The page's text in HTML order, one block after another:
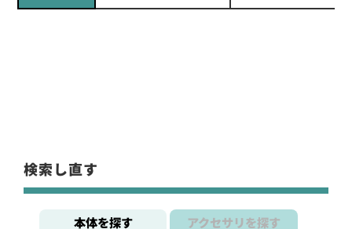
検索し直す
本体を探す アクセサリを探す